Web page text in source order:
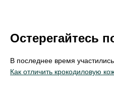
Остерегайтесь
В последнее время
Как отличить крокодиловую